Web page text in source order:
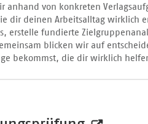
anhand von konkreten
dir deinen Arbeitsalltag wirklich
erstelle fundierte
blicken wir auf
bekommst, die dir wirklich